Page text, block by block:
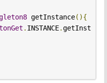
getInstance(){
. INSTANCE.getInst